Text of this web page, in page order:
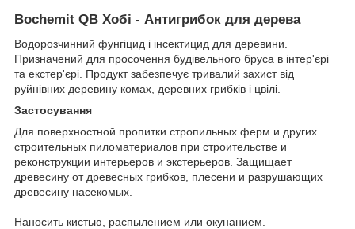
Bochemit QB Хобі - Антигрибок для дерева
Водорозчинний фунгіцид і інсектицид для деревини.
Призначений для просочення будівельного бруса в інтер'єрі
та екстер'єрі. Продукт забезпечує тривалий захист від
руйнівних деревину комах, деревних грибків і цвілі.
Застосування
Для поверхностной пропитки стропильных ферм и других
строительных пиломатериалов при строительстве и
реконструкции интерьеров и экстерьеров. Защищает
древесину от древесных грибков, плесени и разрушающих
древесину насекомых.
Наносить кистью, распылением или окунанием.